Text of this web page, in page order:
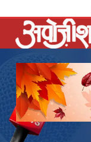
to
content